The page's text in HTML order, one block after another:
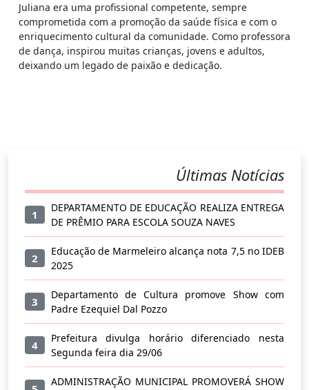
Juliana era uma profissional competente, sempre
comprometida com a promoção da saúde física e com o
enriquecimento cultural da comunidade. Como professora
de dança, inspirou muitas crianças, jovens e adultos,
deixando um legado de paixão e dedicação.
Últimas Notícias
1
DEPARTAMENTO DE EDUCAÇÃO REALIZA ENTREGA
DE PRÊMIO PARA ESCOLA SOUZA NAVES
2
Educação de Marmeleiro alcança nota 7,5 no IDEB
2025
3
Departamento de Cultura promove Show com
Padre Ezequiel Dal Pozzo
4
Prefeitura divulga horário diferenciado nesta
Segunda feira dia 29/06
ADMINISTRAÇÃO MUNICIPAL PROMOVERÁ SHOW